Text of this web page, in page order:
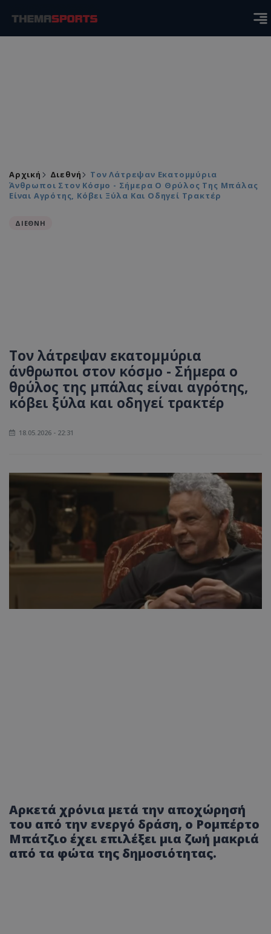
Αρχική Διεθνή
Τον Λάτρεψαν Εκατομμύρια
Άνθρωποι Στον Κόσμο - Σήμερα Ο Θρύλος Της Μπάλας
Είναι Αγρότης, Κόβει Ξύλα Και Οδηγεί Τρακτέρ
ΔΙΕΘΝΗ
Τον λάτρεψαν εκατομμύρια
άνθρωποι στον κόσμο - Σήμερα ο
θρύλος της μπάλας είναι αγρότης,
κόβει ξύλα και οδηγεί τρακτέρ
18.05.2026 - 22:31
Αρκετά χρόνια μετά την αποχώρησή
του από την ενεργό δράση, ο Ρομπέρτο
Μπάτζιο έχει επιλέξει μια ζωή μακριά
από τα φώτα της δημοσιότητας.